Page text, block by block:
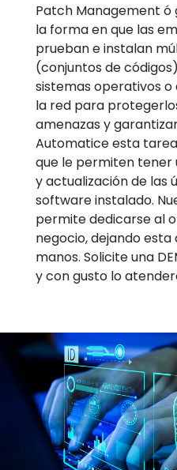
Patch Management ó
la forma en que las
prueban e instalan
(conjuntos de
sistemas operativos
la red para
amenazas y
Automatice esta
que le permiten tener
y actualización de las
software instalado.
permite dedicarse al
negocio, dejando
manos. Solicite una
y con gusto lo